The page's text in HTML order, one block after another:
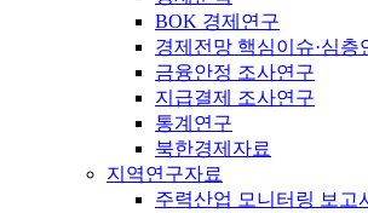
BOK 경제연구
경제전망 핵심이슈·심층
금융안정 조사연구
지급결제 조사연구
통계연구
북한경제자료
지역연구자료
주력산업 모니터링 보고